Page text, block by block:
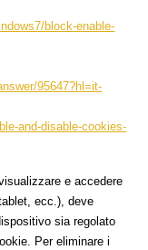
block-enable-
95647?hl=it-
and-disable-cookies-
e accedere
ecc.), deve
sia regolato
Per eliminare i